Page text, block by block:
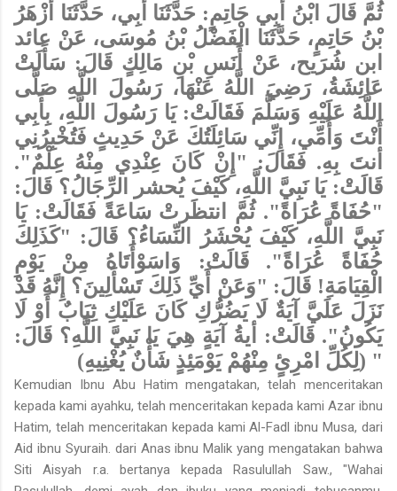
ثُمَّ قَالَ ابْنُ أَبِي حَاتِمٍ: حَدَّثَنَا أَبِي، حَدَّثَنَا أَزْهَرُ
بْنُ حَاتِمٍ، حَدَّثَنَا الْفَضْلُ بْنُ مُوسَى، عَنْ عائد
ابن شُرَيح، عَنْ أَنَسِ بْنِ مَالِكٍ قَالَ: سَأَلَتْ
عَائِشَةُ، رَضِيَ اللَّهُ عَنْهَا، رَسُولَ اللَّهِ صَلَّى
اللَّهُ عَلَيْهِ وَسَلَّمَ فَقَالَتْ: يَا رَسُولَ اللَّهِ، بِأَبِي
أَنْتَ وَأُمِّي، إِنِّي سَائِلَتُكَ عَنْ حَدِيثٍ فَتُخْبِرُنِي
أنتَ بِهِ. فَقَالَ: "إِنْ كَانَ عِنْدِي مِنْهُ عِلْمٌ".
قَالَتْ: يَا نَبِيَّ اللَّهِ، كَيْفَ يُحشر الرِّجَالُ؟ قَالَ:
"حُفَاةً عُرَاةً". ثُمَّ انتظَرتْ سَاعَةً فَقَالَتْ: يَا
نَبِيَّ اللَّهِ، كَيْفَ يُحْشَرُ النِّسَاءُ؟ قَالَ: "كَذَلِكَ
حُفَاةً عُرَاةً". قَالَتْ: وَاسَوْأَتَاهُ مِنْ يَوْمِ
الْقِيَامَةِ! قَالَ: "وَعَنْ أَيِّ ذَلِكَ تَسْأَلِينَ؟ إِنَّهُ قَدْ
نَزَلَ عَلَيَّ آيَةٌ لَا يَضُرُّكِ كَانَ عَلَيْكِ ثِيَابٌ أَوْ لَا
يَكُونُ". قَالَتْ: أيةُ آيَةٍ هِيَ يَا نَبِيَّ اللَّهِ؟ قَالَ:
" (لِكُلِّ امْرِئٍ مِنْهُمْ يَوْمَئِذٍ شَأْنٌ يُغْنِيهِ)
Kemudian Ibnu Abu Hatim mengatakan, telah menceritakan
kepada kami ayahku, telah menceritakan kepada kami Azar ibnu
Hatim, telah menceritakan kepada kami Al-Fadl ibnu Musa, dari
Aid ibnu Syuraih. dari Anas ibnu Malik yang mengatakan bahwa
Siti Aisyah r.a. bertanya kepada Rasulullah Saw., "Wahai